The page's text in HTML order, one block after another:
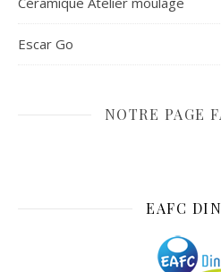
Escar Go
NOTRE PAGE
EAFC